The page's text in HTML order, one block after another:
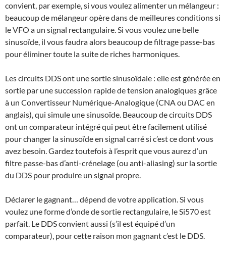
convient, par exemple, si vous voulez alimenter un mélangeur :
beaucoup de mélangeur opère dans de meilleures conditions si
le VFO a un signal rectangulaire. Si vous voulez une belle
sinusoïde, il vous faudra alors beaucoup de filtrage passe-bas
pour éliminer toute la suite de riches harmoniques.
Les circuits DDS ont une sortie sinusoïdale : elle est générée en
sortie par une succession rapide de tension analogiques grâce
à un Convertisseur Numérique-Analogique (CNA ou DAC en
anglais), qui simule une sinusoïde. Beaucoup de circuits DDS
ont un comparateur intégré qui peut être facilement utilisé
pour changer la sinusoïde en signal carré si c’est ce dont vous
avez besoin. Gardez toutefois à l’esprit que vous aurez d’un
filtre passe-bas d’anti-crénelage (ou anti-aliasing) sur la sortie
du DDS pour produire un signal propre.
Déclarer le gagnant… dépend de votre application. Si vous
voulez une forme d’onde de sortie rectangulaire, le Si570 est
parfait. Le DDS convient aussi (s’il est équipé d’un
comparateur), pour cette raison mon gagnant c’est le DDS.